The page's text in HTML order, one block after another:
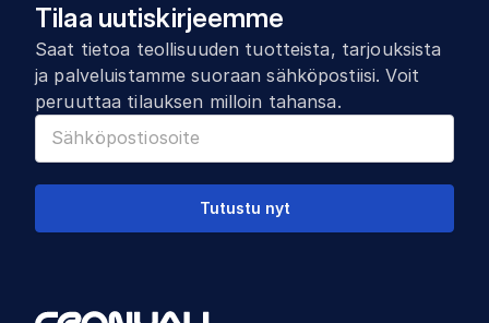
Tilaa uutiskirjeemme
Saat tietoa teollisuuden tuotteista, tarjouksista
ja palveluistamme suoraan sähköpostiisi. Voit
peruuttaa tilauksen milloin tahansa.
Tutustu nyt